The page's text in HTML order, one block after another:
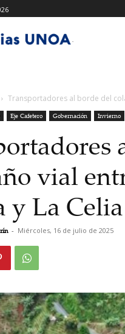
Transportadores al borde del
Eje Cafetero Gobernación Invierno
vial
y La Celia
- Miércoles, 16 de julio de 2025